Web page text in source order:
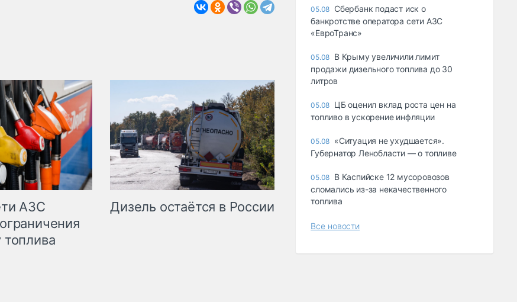
АЗС
Дизель остаётся в России
05.08 Сбербанк подаст иск о
банкротстве оператора сети АЗС
«ЕвроТранс»
05.08 В Крыму увеличили лимит
продажи дизельного топлива до 30
литров
05.08 ЦБ оценил вклад роста цен на
топливо в ускорение инфляции
05.08 «Ситуация не ухудшается».
Губернатор Ленобласти — о топливе
05.08 В Каспийске 12 мусоровозов
сломались из-за некачественного
топлива
Все новости